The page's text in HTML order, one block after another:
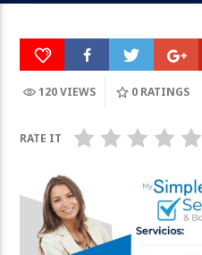
120 VIEWS 0 RATINGS
RATE IT